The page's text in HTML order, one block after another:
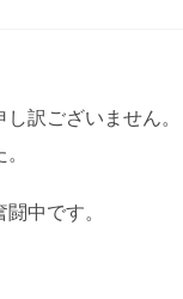
訳ございません。
中です。